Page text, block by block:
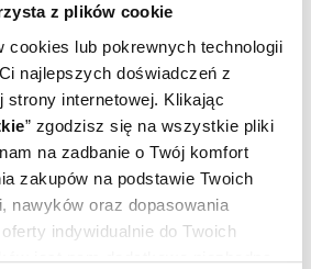
z plików cookie
cookies lub pokrewnych technologii
najlepszych doświadczeń z
strony internetowej. Klikając
” zgodzisz się na wszystkie pliki
na zadbanie o Twój komfort
zakupów na podstawie Twoich
nawyków oraz dopasowania
indywidualnie do Twoich
jest nam dodatkowo niezbędna
ZAPISZ MNIE
na podany przeze mnie adres e-
mnie informacji handlowej (newsletter) o
Administratora zgodnie z Art. 10 pkt 2
2002 r. o świadczeniu usług drogą
elektroniczną
z newslettera? Kliknijtutaj.